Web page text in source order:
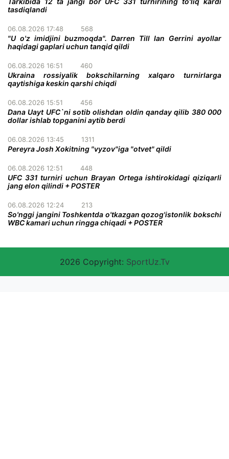
tasdiqlandi
06.08.2026 17:48 568
"U o'z imidjini buzmoqda". Darren Till Ian Gerrini ayollar
haqidagi gaplari uchun tanqid qildi
06.08.2026 16:51 460
Ukraina rossiyalik bokschilarning xalqaro turnirlarga
qaytishiga keskin qarshi chiqdi
06.08.2026 15:51 456
Dana Uayt UFC`ni sotib olishdan oldin qanday qilib 380 000
dollar ishlab topganini aytib berdi
06.08.2026 13:45 1311
Pereyra Josh Xokitning "vyzov"iga "otvet" qildi
06.08.2026 12:51 448
UFC 331 turniri uchun Brayan Ortega ishtirokidagi qiziqarli
jang elon qilindi + POSTER
06.08.2026 12:24 213
So'nggi jangini Toshkentda o'tkazgan qozog'istonlik bokschi
WBC kamari uchun ringga chiqadi + POSTER
2026 Copyright: SportUz.Tv